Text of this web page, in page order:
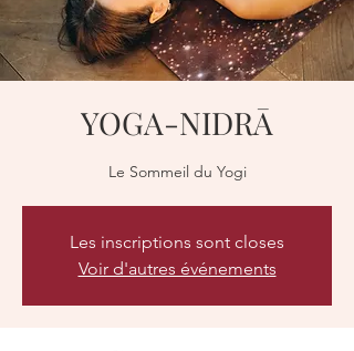
YOGA-NIDRĀ
Le Sommeil du Yogi
Les inscriptions sont closes
Voir d'autres événements